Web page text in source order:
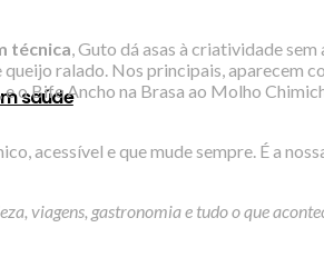
saúde
técnica , Guto dá asas à criatividade
ralado. Nos principais, aparecem
o Bife Ancho na Brasa ao Molho
acessível e que mude sempre. É a
viagens, gastronomia e tudo o que